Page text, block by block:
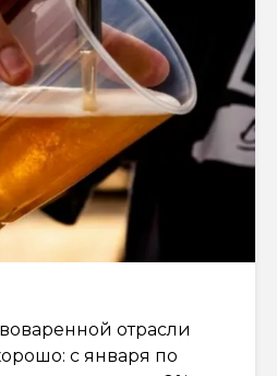
отрасли
с января по